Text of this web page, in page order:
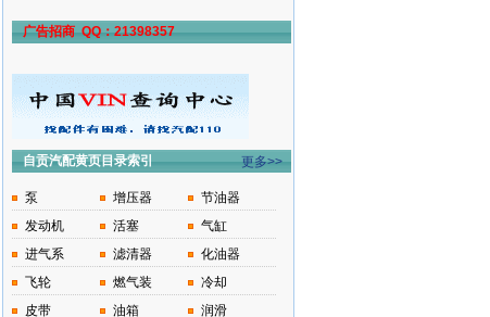
广告招商 QQ：21398357
自贡汽配黄页目录索引 更多>>
泵 增压器
节油器
发动机
活塞
气缸
进气系
滤清器
化油器
飞轮
燃气装
冷却
皮带
油箱
润滑